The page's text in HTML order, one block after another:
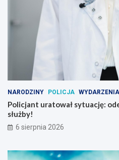
NARODZINY POLICJA WYDARZENIA
Policjant uratował sytuację:
służby!
6 sierpnia 2026